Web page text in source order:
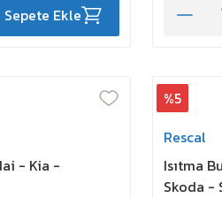
Sepete Ekle
- Kia -
%5
Rescal
Isıtma
Skoda -